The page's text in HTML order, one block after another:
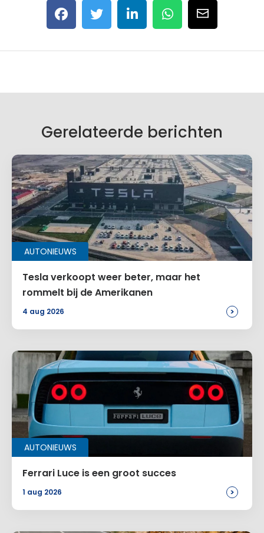
Gerelateerde berichten
AUTONIEUWS
Tesla verkoopt weer beter, maar het
rommelt bij de Amerikanen
4 aug 2026 >
AUTONIEUWS
Ferrari Luce is een groot succes
1 aug 2026 >